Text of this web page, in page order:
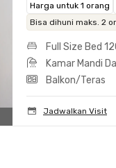
Harga untuk 1 orang
Bisa dihuni maks. 2
Full Size Bed
Kamar Mandi
Balkon/Teras
Jadwalkan Visit